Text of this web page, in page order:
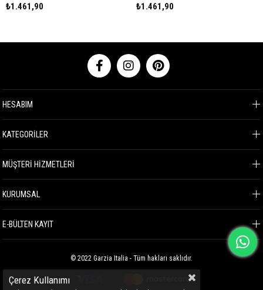
₺1.461,90 ₺1.461,90
HESABIM
KATEGORİLER
MÜŞTERİ HİZMETLERİ
KURUMSAL
E-BÜLTEN KAYIT
© 2022 Garzia Italia - Tüm hakları saklıdır.
Çerez Kullanımı